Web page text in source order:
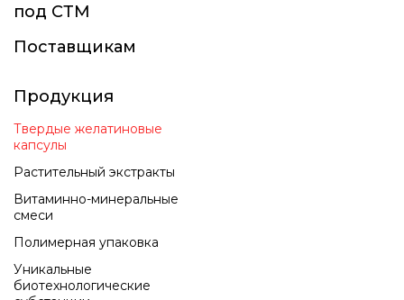
под СТМ
Поставщикам
Продукция
Твердые желатиновые
капсулы
Растительный экстракты
Витаминно-минеральные
смеси
Полимерная упаковка
Уникальные
биотехнологические